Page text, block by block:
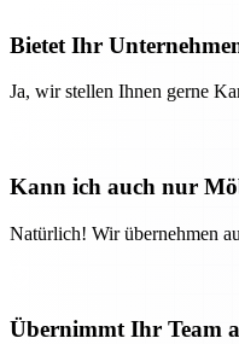
Bietet Ihr
Ja, wir stellen Ihnen gerne
Kann ich auch nur
Natürlich! Wir übernehmen
Übernimmt Ihr Team